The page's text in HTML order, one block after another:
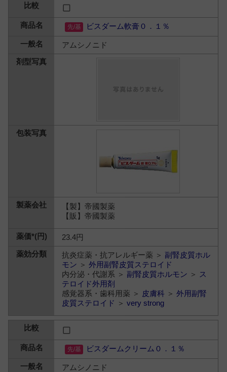
ビスダーム軟膏０．１％
アムシノニド
【製】帝國製薬
【販】帝國製薬
23.4円
抗炎症薬・抗アレルギー薬 ＞ 副腎皮質ホル
モン ＞外用副腎皮質ステロイド
内分泌・代謝系 ＞ 副腎皮質ホルモン ＞ ス
テロイド外用剤
感覚器系・歯科用薬 ＞ 皮膚科 ＞外用副腎
皮質ステロイド ＞very strong
ビスダームクリーム０．１％
アムシノニド